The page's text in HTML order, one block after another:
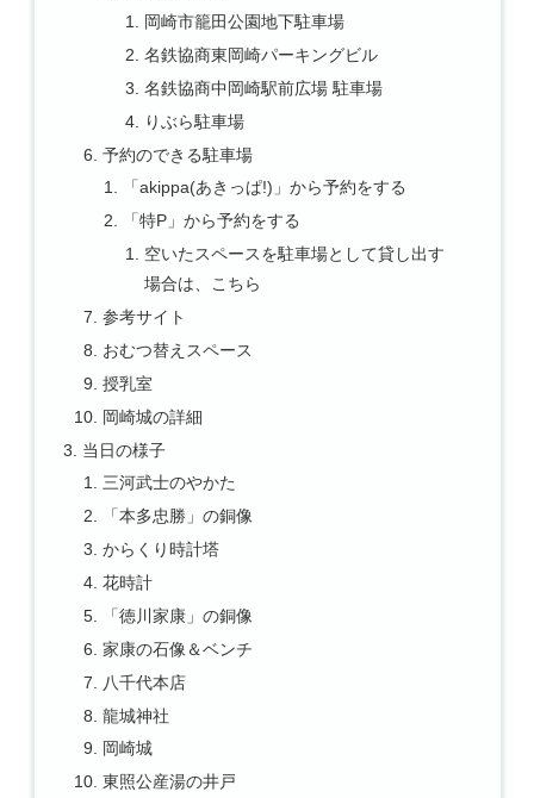
岡崎市籠田公園地下駐車場
名鉄協商東岡崎パーキングビル
名鉄協商中岡崎駅前広場 駐車場
りぶら駐車場
予約のできる駐車場
「akippa(あきっぱ!)」から予約をする
「特P」から予約をする
空いたスペースを駐車場として貸し出す
場合は、こちら
参考サイト
おむつ替えスペース
授乳室
岡崎城の詳細
当日の様子
三河武士のやかた
「本多忠勝」の銅像
からくり時計塔
花時計
「徳川家康」の銅像
家康の石像＆ベンチ
八千代本店
龍城神社
岡崎城
東照公産湯の井戸